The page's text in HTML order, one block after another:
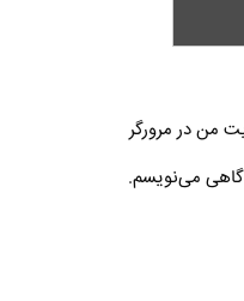
من در مرورگر
می‌نویسم.